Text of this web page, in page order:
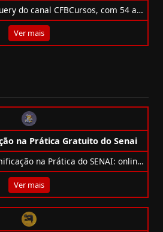
Curso completo de jQuery do canal CFBCursos, com 54 aulas práticas para aprender do básico ao avançado.
Ver mais
na Prática Gratuito do Senai
Curso gratuito de Gamificação na Prática do SENAI: online, auto-instrucional e com certificado pelo SENAI Play.
Ver mais